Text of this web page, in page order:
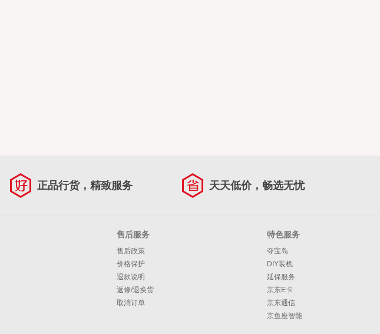
正品行货，精致服务 天天低价，畅选无忧
售后服务
售后政策
价格保护
退款说明
返修/退换货
取消订单
特色服务
夺宝岛
DIY装机
延保服务
京东E卡
京东通信
京鱼座智能